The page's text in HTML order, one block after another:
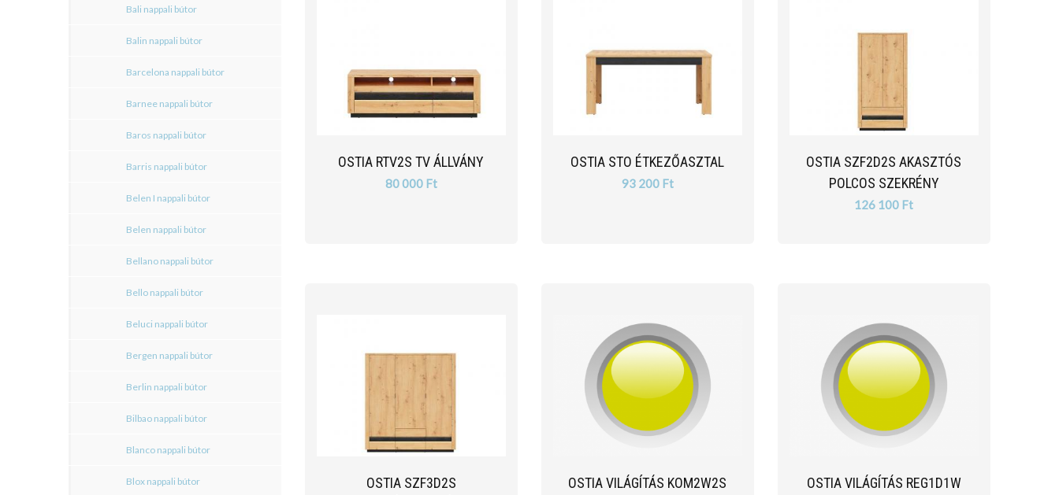
Bali nappali bútor
Balin nappali bútor
Barcelona nappali bútor
Barnee nappali bútor
Baros nappali bútor
Barris nappali bútor
Belen I nappali bútor
Belen nappali bútor
Bellano nappali bútor
Bello nappali bútor
Beluci nappali bútor
Bergen nappali bútor
Berlin nappali bútor
Bilbao nappali bútor
Blanco nappali bútor
Blox nappali bútor
OSTIA RTV2S TV ÁLLVÁNY
80 000 Ft
OSTIA STO ÉTKEZŐASZTAL
93 200 Ft
OSTIA SZF2D2S AKASZTÓS
POLCOS SZEKRÉNY
126 100 Ft
OSTIA SZF3D2S
OSTIA VILÁGÍTÁS KOM2W2S OSTIA VILÁGÍTÁS REG1D1W